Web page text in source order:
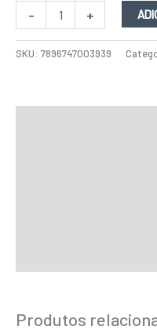
- +
SKU: 7896747003939
Produtos